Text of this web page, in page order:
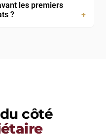
les premiers
?
côté